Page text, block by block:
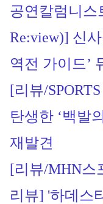
공연칼럼니스
Re:view)] 신
역전 가이드’
[리뷰/
탄생한 ‘백발
재발견
[리뷰/MHN스
리뷰] '하데스